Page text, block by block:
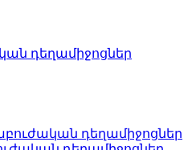
դեղամիջոցներ
դեղամիջոցներ